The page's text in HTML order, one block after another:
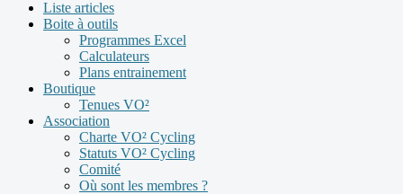
Liste articles
Boite à outils
Programmes Excel
Calculateurs
Plans entrainement
Boutique
Tenues VO²
Association
Charte VO² Cycling
Statuts VO² Cycling
Comité
Où sont les membres ?